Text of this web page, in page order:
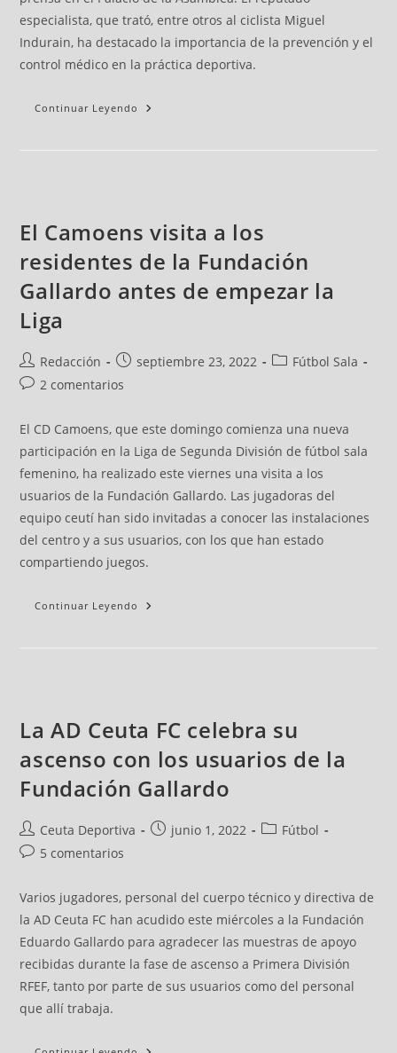
especialista, que trató, entre otros al ciclista Miguel
Indurain, ha destacado la importancia de la prevención y el
control médico en la práctica deportiva.
Continuar Leyendo
El Camoens visita a los
residentes de la Fundación
Gallardo antes de empezar la
Liga
Redacción septiembre 23, 2022
Fútbol Sala
2 comentarios
El CD Camoens, que este domingo comienza una nueva
participación en la Liga de Segunda División de fútbol sala
femenino, ha realizado este viernes una visita a los
usuarios de la Fundación Gallardo. Las jugadoras del
equipo ceutí han sido invitadas a conocer las instalaciones
del centro y a sus usuarios, con los que han estado
compartiendo juegos.
Continuar Leyendo
La AD Ceuta FC celebra su
ascenso con los usuarios de la
Fundación Gallardo
Ceuta Deportiva junio 1, 2022
Fútbol
5 comentarios
Varios jugadores, personal del cuerpo técnico y directiva de
la AD Ceuta FC han acudido este miércoles a la Fundación
Eduardo Gallardo para agradecer las muestras de apoyo
recibidas durante la fase de ascenso a Primera División
RFEF, tanto por parte de sus usuarios como del personal
que allí trabaja.